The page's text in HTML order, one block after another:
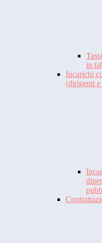
in
Incarichi
(dirigenti